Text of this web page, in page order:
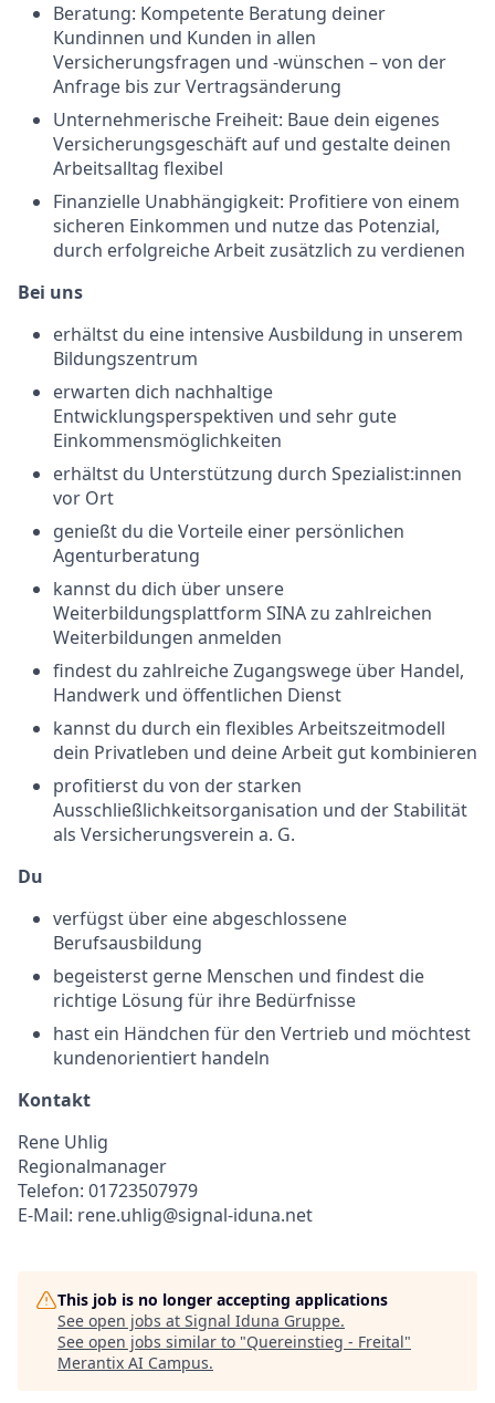
Beratung: Kompetente Beratung deiner
Kundinnen und Kunden in allen
Versicherungsfragen und -wünschen – von der
Anfrage bis zur Vertragsänderung
Unternehmerische Freiheit: Baue dein eigenes
Versicherungsgeschäft auf und gestalte deinen
Arbeitsalltag flexibel
Finanzielle Unabhängigkeit: Profitiere von einem
sicheren Einkommen und nutze das Potenzial,
durch erfolgreiche Arbeit zusätzlich zu verdienen
Bei uns
erhältst du eine intensive Ausbildung in unserem
Bildungszentrum
erwarten dich nachhaltige
Entwicklungsperspektiven und sehr gute
Einkommensmöglichkeiten
erhältst du Unterstützung durch Spezialist:innen
vor Ort
genießt du die Vorteile einer persönlichen
Agenturberatung
kannst du dich über unsere
Weiterbildungsplattform SINA zu zahlreichen
Weiterbildungen anmelden
findest du zahlreiche Zugangswege über Handel,
Handwerk und öffentlichen Dienst
kannst du durch ein flexibles Arbeitszeitmodell
dein Privatleben und deine Arbeit gut kombinieren
profitierst du von der starken
Ausschließlichkeitsorganisation und der Stabilität
als Versicherungsverein a. G.
Du
verfügst über eine abgeschlossene
Berufsausbildung
begeisterst gerne Menschen und findest die
richtige Lösung für ihre Bedürfnisse
hast ein Händchen für den Vertrieb und möchtest
kundenorientiert handeln
Kontakt
Rene Uhlig
Regionalmanager
Telefon: 01723507979
E-Mail: rene.uhlig@signal-iduna.net
This job is no longer accepting applications
See open jobs at Signal Iduna Gruppe.
See open jobs similar to "Quereinstieg - Freital"
Merantix AI Campus.